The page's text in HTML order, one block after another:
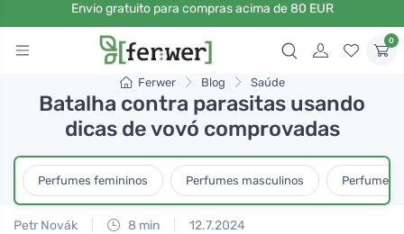
Envio gratuito para compras acima de 80 EUR
0
Ferwer Blog Saúde
Batalha contra parasitas usando
dicas de vovó comprovadas
Perfumes femininos Perfumes masculinos Perfumes
Petr Novák 8 min 12.7.2024